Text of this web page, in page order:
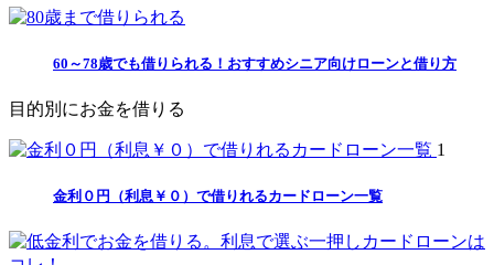
60～78歳でも借りられる！おすすめシニア向けローンと借り方
目的別にお金を借りる
1
金利０円（利息￥０）で借りれるカードローン一覧